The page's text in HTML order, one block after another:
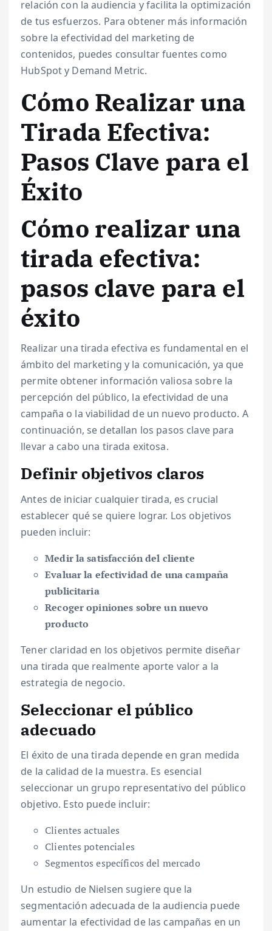
relación con la audiencia y facilita la optimización
de tus esfuerzos. Para obtener más información
sobre la efectividad del marketing de
contenidos, puedes consultar fuentes como
HubSpot y Demand Metric.
Cómo Realizar una
Tirada Efectiva:
Pasos Clave para el
Éxito
Cómo realizar una
tirada efectiva:
pasos clave para el
éxito
Realizar una tirada efectiva es fundamental en el
ámbito del marketing y la comunicación, ya que
permite obtener información valiosa sobre la
percepción del público, la efectividad de una
campaña o la viabilidad de un nuevo producto. A
continuación, se detallan los pasos clave para
llevar a cabo una tirada exitosa.
Definir objetivos claros
Antes de iniciar cualquier tirada, es crucial
establecer qué se quiere lograr. Los objetivos
pueden incluir:
Medir la satisfacción del cliente
Evaluar la efectividad de una campaña
publicitaria
Recoger opiniones sobre un nuevo
producto
Tener claridad en los objetivos permite diseñar
una tirada que realmente aporte valor a la
estrategia de negocio.
Seleccionar el público
adecuado
El éxito de una tirada depende en gran medida
de la calidad de la muestra. Es esencial
seleccionar un grupo representativo del público
objetivo. Esto puede incluir:
Clientes actuales
Clientes potenciales
Segmentos específicos del mercado
Un estudio de Nielsen sugiere que la
segmentación adecuada de la audiencia puede
aumentar la efectividad de las campañas en un